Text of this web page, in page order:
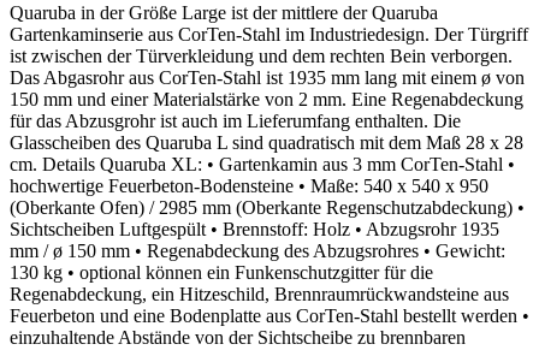
Quaruba in der Größe Large ist der mittlere der Quaruba
Gartenkaminserie aus CorTen-Stahl im Industriedesign. Der Türgriff
ist zwischen der Türverkleidung und dem rechten Bein verborgen.
Das Abgasrohr aus CorTen-Stahl ist 1935 mm lang mit einem ø von
150 mm und einer Materialstärke von 2 mm. Eine Regenabdeckung
für das Abzusgrohr ist auch im Lieferumfang enthalten. Die
Glasscheiben des Quaruba L sind quadratisch mit dem Maß 28 x 28
cm. Details Quaruba XL: • Gartenkamin aus 3 mm CorTen-Stahl •
hochwertige Feuerbeton-Bodensteine • Maße: 540 x 540 x 950
(Oberkante Ofen) / 2985 mm (Oberkante Regenschutzabdeckung) •
Sichtscheiben Luftgespült • Brennstoff: Holz • Abzugsrohr 1935
mm / ø 150 mm • Regenabdeckung des Abzugsrohres • Gewicht:
130 kg • optional können ein Funkenschutzgitter für die
Regenabdeckung, ein Hitzeschild, Brennraumrückwandsteine aus
Feuerbeton und eine Bodenplatte aus CorTen-Stahl bestellt werden •
einzuhaltende Abstände von der Sichtscheibe zu brennbaren